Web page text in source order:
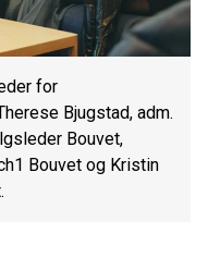
for
Bjugstad, adm.
Bouvet,
Bouvet og Kristin